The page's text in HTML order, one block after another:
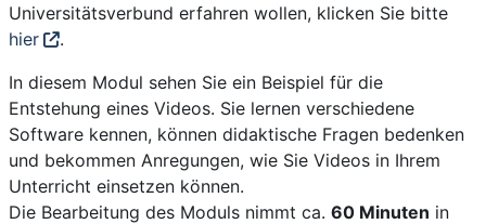
Universitätsverbund erfahren wollen, klicken Sie bitte
hier
.
In diesem Modul sehen Sie ein Beispiel für die
Entstehung eines Videos. Sie lernen verschiedene
Software kennen, können didaktische Fragen bedenken
und bekommen Anregungen, wie Sie Videos in Ihrem
Unterricht einsetzen können.
Die Bearbeitung des Moduls nimmt ca. 60 Minuten in